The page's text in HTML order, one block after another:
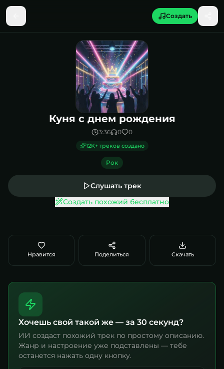
Песня Куня с днем рождения
Создать
Куня с днем рождения
3:36 0 0
12K+ треков создано
Рок
Слушать трек
Создать похожий бесплатно
Нравится Поделиться Скачать
Хочешь свой такой же — за 30 секунд?
ИИ создаст похожий трек по простому описанию.
Жанр и настроение уже подставлены — тебе
останется нажать одну кнопку.